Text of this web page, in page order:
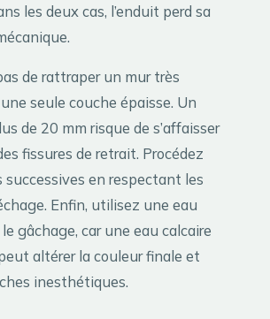
les deux cas, l’enduit perd sa
de rattraper un mur très
seule couche épaisse. Un
de 20 mm risque de s’affaisser
fissures de retrait. Procédez
successives en respectant les
Enfin, utilisez une eau
gâchage, car une eau calcaire
altérer la couleur finale et
inesthétiques.